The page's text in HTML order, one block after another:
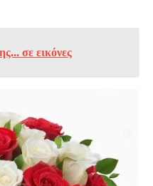
σε εικόνες